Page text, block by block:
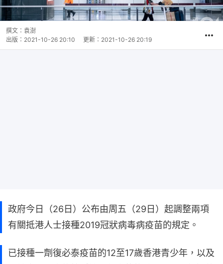
撰文： 袁澍
出版： 2021-10-26 20:10 更新： 2021-10-26 20:19
政府今日（26日）公布由周五（29日）起調整兩項
有關抵港人士接種2019冠狀病毒病疫苗的規定。
已接種一劑復必泰疫苗的12至17歲香港青少年，以及